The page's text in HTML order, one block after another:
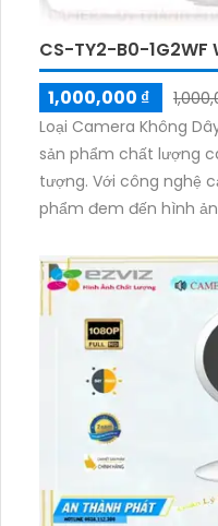
CS-TY2-B0-1G2WF
1,000,000 ₫
Loại Camera Không
sản phẩm chất lượng
tượng. Với công nghệ
phẩm đem đến hình
ngoại 10m, giúp giám
thiếu sáng. Chất lượng
B0-1G2WF đáng kể với
cũng hỗ trợ thẻ nhớ